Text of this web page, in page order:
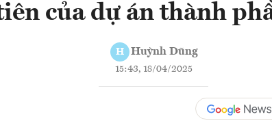
của dự án thành
H Huỳnh Dũng
15:43, 18/04/2025